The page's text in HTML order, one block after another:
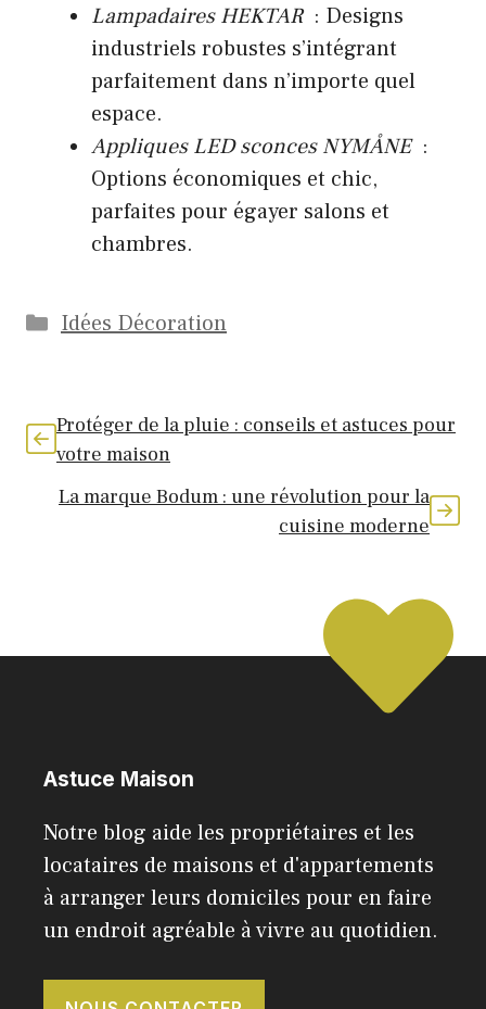
Lampadaires HEKTAR: Designs
industriels robustes s’intégrant
parfaitement dans n’importe quel
espace.
Appliques LED sconces NYMÅNE:
Options économiques et chic,
parfaites pour égayer salons et
chambres.
Catégories
Idées Décoration
Protéger de la pluie : conseils et astuces pour
votre maison
La marque Bodum : une révolution pour la
cuisine moderne
Astuce Maison
Notre blog aide les propriétaires et les
locataires de maisons et d'appartements
à arranger leurs domiciles pour en faire
un endroit agréable à vivre au quotidien.